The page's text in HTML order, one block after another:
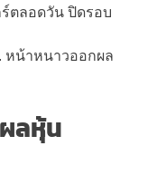
ตลอดวัน ปิดรอบ
หน้าหนาวออกผล
ลหุ้น